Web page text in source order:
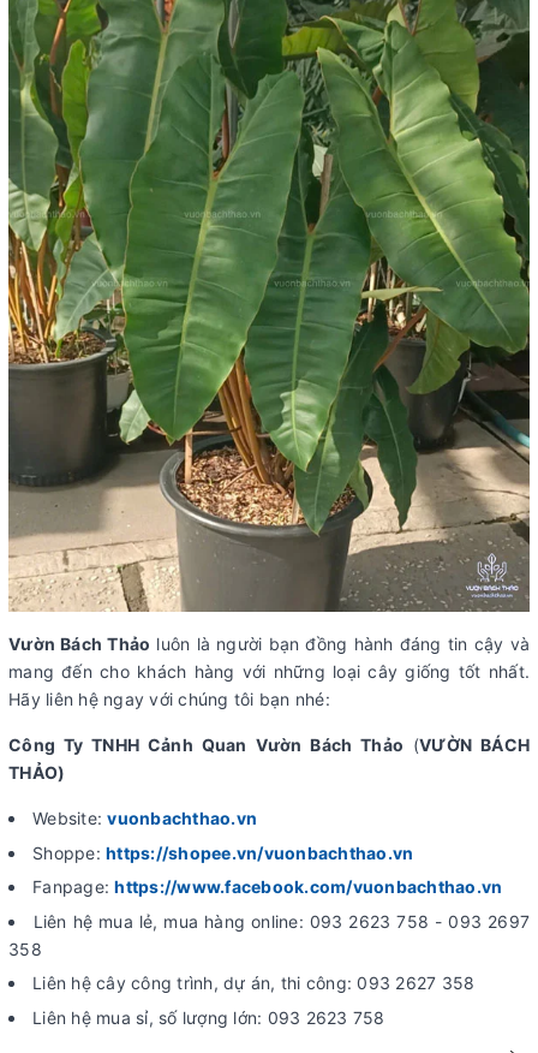
Vườn Bách Thảo luôn là người bạn đồng hành đáng tin cậy và
mang đến cho khách hàng với những loại cây giống tốt nhất.
Hãy liên hệ ngay với chúng tôi bạn nhé:
Công Ty TNHH Cảnh Quan Vườn Bách Thảo (VƯỜN BÁCH
THẢO)
Website:vuonbachthao.vn
Shoppe: https://shopee.vn/vuonbachthao.vn
Fanpage:https://www.facebook.com/vuonbachthao.vn
Liên hệ mua lẻ, mua hàng online: 093 2623 758 - 093 2697
358
Liên hệ cây công trình, dự án, thi công: 093 2627 358
Liên hệ mua sỉ, số lượng lớn: 093 2623 758